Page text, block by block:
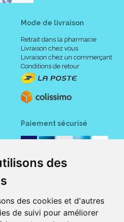
des
des cookies et d'autres
de suivi pour améliorer
Mode de livraison
Retrait dans la pharmacie
Livraison chez vous
Livraison chez un commerçant
Conditions de retour
Paiement sécurisé
est une pharmacie française certifiée ISO
est le site internet de la pharmacie du centre